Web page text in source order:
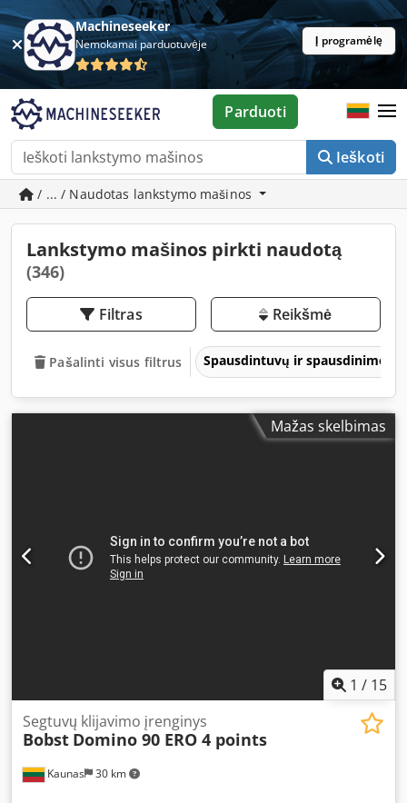
Machineseeker
Nemokamai parduotuvėje Į programėlę
Ieškoti
Parduoti
/ ... / Naudotas lankstymo mašinos
Lankstymo mašinos pirkti naudotą
(346)
Filtras Reikšmė
Pašalinti visus filtrus Spausdintuvų ir spausdinimo
Mažas skelbimas
1 / 15
Kaunas 30 km
Segtuvų klijavimo įrenginys
Bobst Domino 90 ERO 4 points